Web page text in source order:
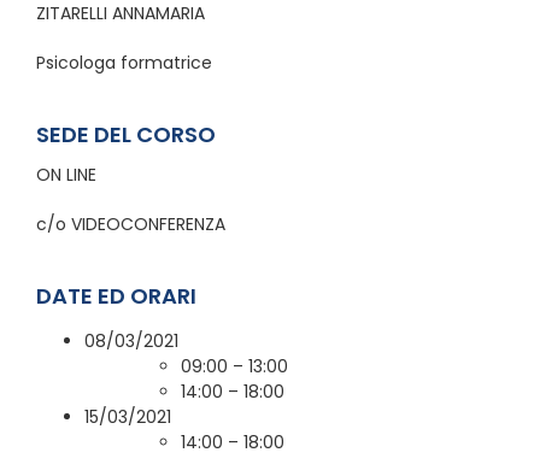
ZITARELLI ANNAMARIA
Psicologa formatrice
SEDE DEL CORSO
ON LINE
c/o VIDEOCONFERENZA
DATE ED ORARI
08/03/2021
09:00 – 13:00
14:00 – 18:00
15/03/2021
14:00 – 18:00